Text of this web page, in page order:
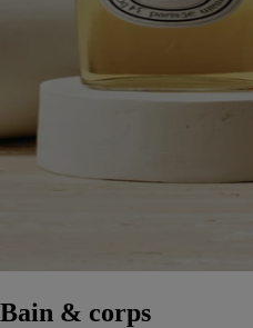
Bain & corps